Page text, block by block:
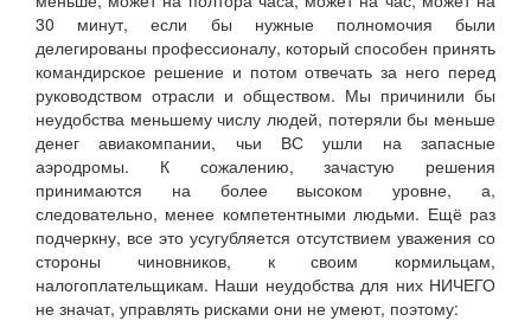
30 минут, если бы нужные полномочия были
делегированы профессионалу, который способен принять
командирское решение и потом отвечать за него перед
руководством отрасли и обществом. Мы причинили бы
неудобства меньшему числу людей, потеряли бы меньше
денег авиакомпании, чьи ВС ушли на запасные
аэродромы. К сожалению, зачастую решения
принимаются на более высоком уровне, а,
следовательно, менее компетентными людьми. Ещё раз
подчеркну, все это усугубляется отсутствием уважения со
стороны чиновников, к своим кормильцам,
налогоплательщикам. Наши неудобства для них НИЧЕГО
не значат, управлять рисками они не умеют, поэтому: